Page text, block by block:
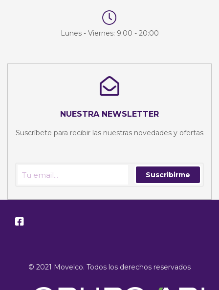
Lunes - Viernes: 9:00 - 20:00
NUESTRA NEWSLETTER
Suscríbete para recibir las nuestras novedades y ofertas
Suscribirme
© 2021 Movelco. Todos los derechos reservados